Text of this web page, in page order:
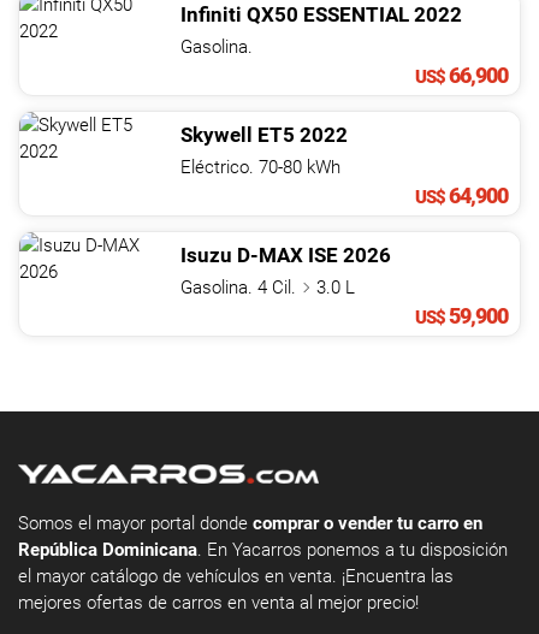
Infiniti QX50 ESSENTIAL 2022
Gasolina.
US$66,900
Skywell ET5 2022
Eléctrico. 70-80 kWh
US$64,900
Isuzu D-MAX ISE 2026
Gasolina. 4 Cil.
3.0 L
US$59,900
Somos el mayor portal donde comprar o vender tu carro en
República Dominicana. En Yacarros ponemos a tu disposición
el mayor catálogo de vehículos en venta. ¡Encuentra las
mejores ofertas de carros en venta al mejor precio!